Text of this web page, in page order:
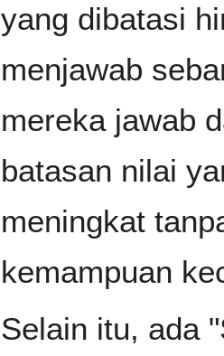
yang dibatasi
menjawab
mereka jawab
batasan nilai
meningkat
kemampuan
Selain itu, ada